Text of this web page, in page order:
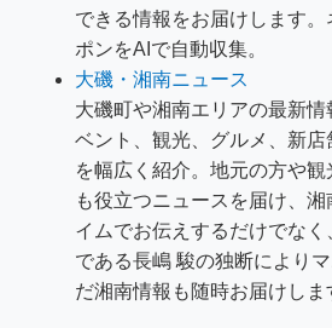
できる情報をお届けします
ポンをAIで自動収集。
大磯・湘南ニュース
大磯町や湘南エリアの最新情
ベント、観光、グルメ、新
を幅広く紹介。地元の方や
も役立つニュースを届け、
イムでお伝えするだけでな
である長嶋 駿の独断により
だ湘南情報も随時お届けしま